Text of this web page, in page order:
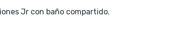
Jr con baño compartido.